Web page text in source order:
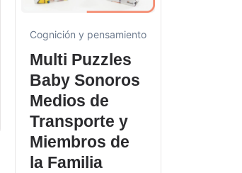
Cognición y pensamiento
Multi Puzzles
Baby Sonoros
Medios de
Transporte y
Miembros de
la Familia